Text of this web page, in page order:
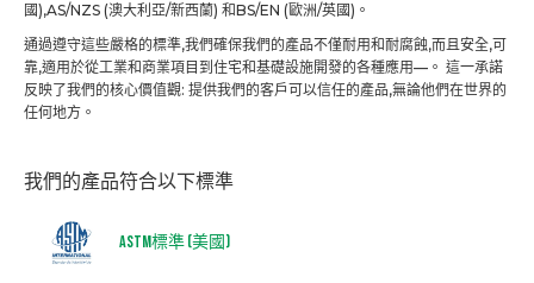
國),AS/NZS (澳大利亞/新西蘭) 和BS/EN (歐洲/英國)。
通過遵守這些嚴格的標準,我們確保我們的產品不僅耐用和耐腐蝕,而且安全,可
靠,適用於從工業和商業項目到住宅和基礎設施開發的各種應用—。 這一承諾
反映了我們的核心價值觀: 提供我們的客戶可以信任的產品,無論他們在世界的
任何地方。
我們的產品符合以下標準
ASTM標準 (美國)